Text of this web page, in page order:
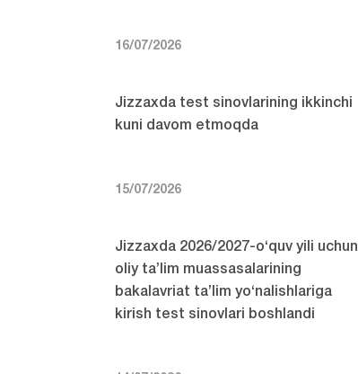
16/07/2026
Jizzaxda test sinovlarining ikkinchi
kuni davom etmoqda
15/07/2026
Jizzaxda 2026/2027-o‘quv yili uchun
oliy ta’lim muassasalarining
bakalavriat ta’lim yo‘nalishlariga
kirish test sinovlari boshlandi